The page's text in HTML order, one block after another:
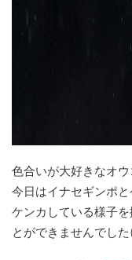
色合いが大好きなオウ
今日はイナセギンポ
ケンカしている様子
とができませんでした